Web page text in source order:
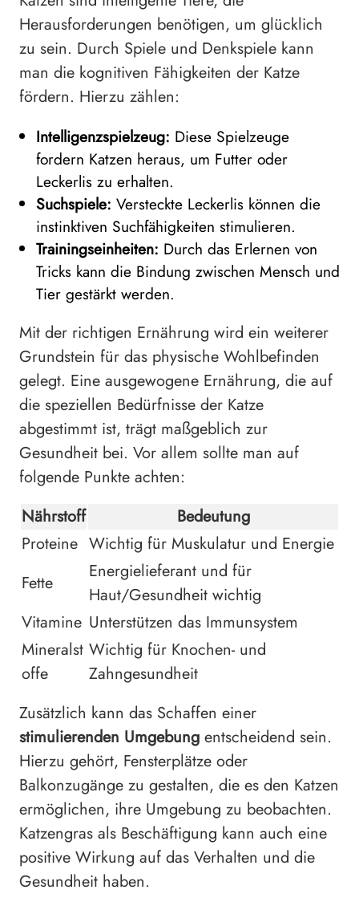
Herausforderungen benötigen, um glücklich
zu sein. Durch Spiele und Denkspiele kann
man die kognitiven Fähigkeiten der Katze
fördern. Hierzu zählen:
Intelligenzspielzeug: Diese Spielzeuge
fordern Katzen heraus, um Futter oder
Leckerlis zu erhalten.
Suchspiele: Versteckte Leckerlis können die
instinktiven Suchfähigkeiten stimulieren.
Trainingseinheiten: Durch das Erlernen von
Tricks kann die Bindung zwischen Mensch und
Tier gestärkt werden.
Mit der richtigen Ernährung wird ein weiterer
Grundstein für das physische Wohlbefinden
gelegt. Eine ausgewogene Ernährung, die auf
die speziellen Bedürfnisse der Katze
abgestimmt ist, trägt maßgeblich zur
Gesundheit bei. Vor allem sollte man auf
folgende Punkte achten:
Nährstoff
Bedeutung
Proteine Wichtig für Muskulatur und Energie
Fette
Energielieferant und für
Haut/Gesundheit wichtig
Vitamine Unterstützen das Immunsystem
Mineralst
offe
Wichtig für Knochen- und
Zahngesundheit
Zusätzlich kann das Schaffen einer
stimulierenden Umgebung entscheidend sein.
Hierzu gehört, Fensterplätze oder
Balkonzugänge zu gestalten, die es den Katzen
ermöglichen, ihre Umgebung zu beobachten.
Katzengras als Beschäftigung kann auch eine
positive Wirkung auf das Verhalten und die
Gesundheit haben.